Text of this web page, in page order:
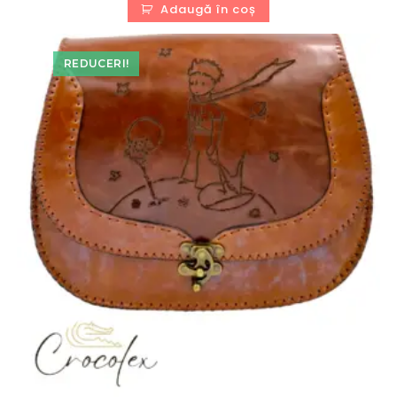
fost:
480,00 lei.
Adaugă în coș
REDUCERI!